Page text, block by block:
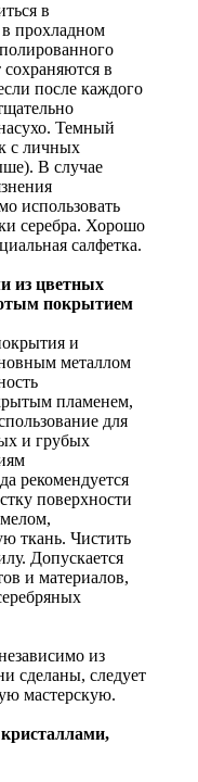
в
прохладном
в
после каждого
Темный
с личных
В случае
использовать
серебра. Хорошо
салфетка.
из цветных
покрытием
и
металлом
пламенем,
для
и грубых
рекомендуется
поверхности
ткань. Чистить
Допускается
и материалов,
из
сделаны, следует
мастерскую.